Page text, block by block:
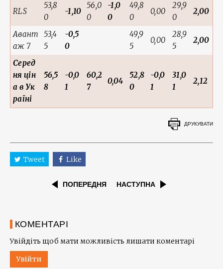
RLS
53,8
0
-1,10
56,0
0
-1,0
0
49,8
0
0,00
29,9
0
2,00
Авант
аж 7
53,4
5
-0,5
0
49,9
5
0,00
28,9
5
2,00
Серед
ня цін
а в Ук
раїні
56,5
8
-0,0
1
60,2
7
0,04
52,8
0
-0,0
1
31,0
1
2,12
ДРУКУВАТИ
Tweet Like
ПОПЕРЕДНЯ НАСТУПНА
КОМЕНТАРІ
Увійдіть щоб мати можливість лишати коментарі
Увійти